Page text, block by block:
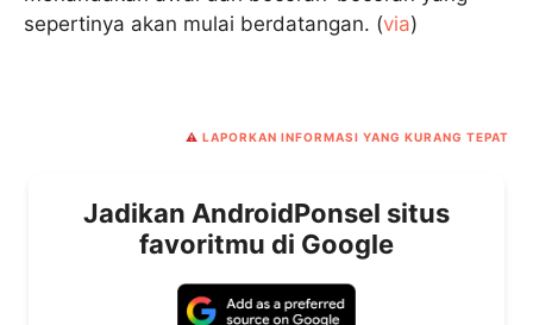
sepertinya akan mulai berdatangan. (via)
⚠️ LAPORKAN INFORMASI YANG KURANG TEPAT
Jadikan AndroidPonsel situs
favoritmu di Google